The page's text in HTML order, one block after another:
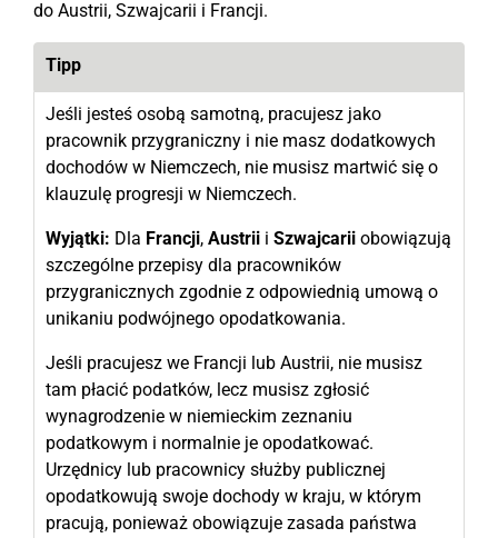
do Austrii, Szwajcarii i Francji.
Tipp
Jeśli jesteś osobą samotną, pracujesz jako
pracownik przygraniczny i nie masz dodatkowych
dochodów w Niemczech, nie musisz martwić się o
klauzulę progresji w Niemczech.
Wyjątki: Dla Francji, Austrii i Szwajcarii obowiązują
szczególne przepisy dla pracowników
przygranicznych zgodnie z odpowiednią umową o
unikaniu podwójnego opodatkowania.
Jeśli pracujesz we Francji lub Austrii, nie musisz
tam płacić podatków, lecz musisz zgłosić
wynagrodzenie w niemieckim zeznaniu
podatkowym i normalnie je opodatkować.
Urzędnicy lub pracownicy służby publicznej
opodatkowują swoje dochody w kraju, w którym
pracują, ponieważ obowiązuje zasada państwa